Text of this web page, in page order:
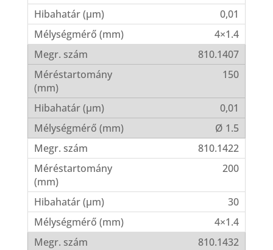
0,01
4×1.4
810.1407
150
0,01
Ø 1.5
810.1422
200
30
4×1.4
810.1432